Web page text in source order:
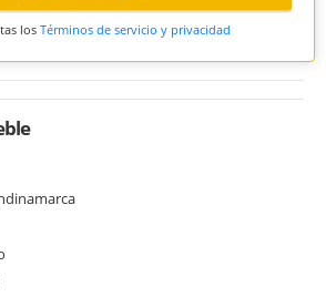
los Términos de servicio y privacidad